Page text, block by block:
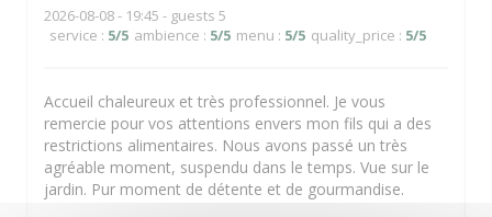
2026-08-08- 19:45 - guests 5
service : 5/5 ambience : 5/5 menu : 5/5 quality_price : 5/5
Accueil chaleureux et très professionnel. Je vous
remercie pour vos attentions envers mon fils qui a des
restrictions alimentaires. Nous avons passé un très
agréable moment, suspendu dans le temps. Vue sur le
jardin. Pur moment de détente et de gourmandise.